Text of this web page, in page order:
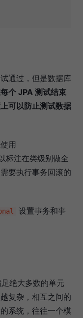
通过，但是数据库
个 JPA 测试结束
可以防止测试数据
用
标注在类级别做全
要执行事务回滚的
设置事务和事
绝大多数的单元
复杂，相互之间的
系统，往往一个模